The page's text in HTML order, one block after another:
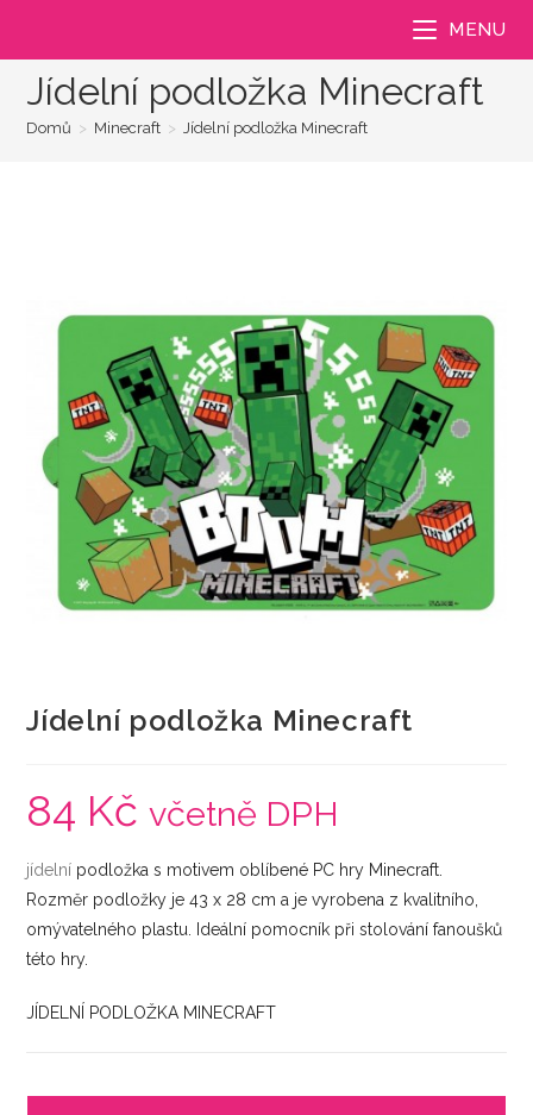
MENU
Jídelní podložka Minecraft
Domů > Minecraft > Jídelní podložka Minecraft
Jídelní podložka Minecraft
84 Kč včetně DPH
jídelní podložka s motivem oblíbené PC hry Minecraft.
Rozměr podložky je 43 x 28 cm a je vyrobena z kvalitního,
omývatelného plastu. Ideální pomocník při stolování fanoušků
této hry.
JÍDELNÍ PODLOŽKA MINECRAFT